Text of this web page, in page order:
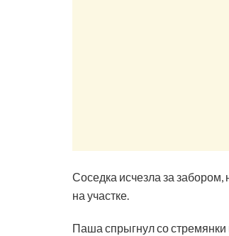
Соседка исчезла за
на участке.
Паша спрыгнул со стремянки